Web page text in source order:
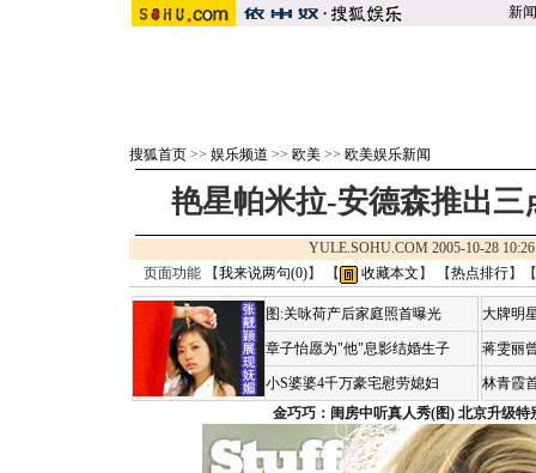
新闻
搜狐首页 >> 娱乐频道 >> 欧美 >> 欧美娱乐新闻
艳星帕米拉-安德森推出
YULE.SOHU.COM 2005-10-28
页面功能 【我来说两句(0)】 【 收藏本文 】 【热点排行】【
图:关咏荷产后家庭照首曝光
章子怡愿为"他"息影结婚生子
小S婆婆4千万豪宅慰劳媳妇
大牌明
蒋雯丽
林青霞
金巧巧：闺房中听真人秀(图) 北京升级特